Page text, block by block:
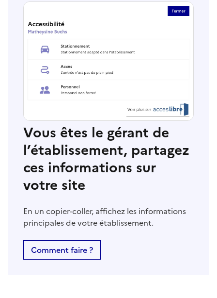
Vous êtes le gérant de
l’établissement, partagez
ces informations sur
votre site
En un copier-coller, affichez les informations
principales de votre établissement.
Comment faire ?